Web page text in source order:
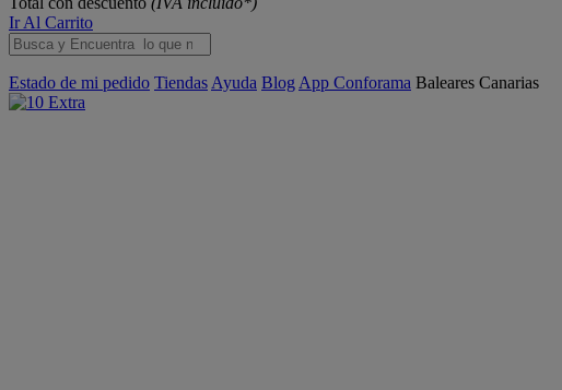
Ir Al Carrito
Estado de mi pedido Tiendas Ayuda Blog App Conforama Baleares Canarias